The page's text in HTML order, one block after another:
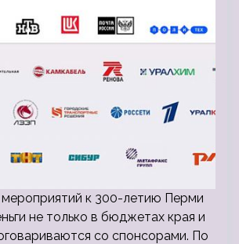
к 300-летию Перми
не только в бюджетах края и
со спонсорами. По